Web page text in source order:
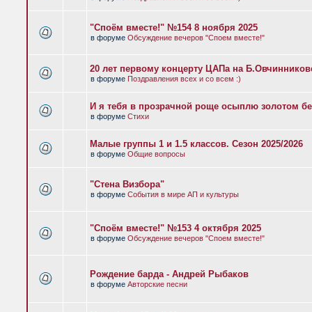
"Споём вместе!" №154 8 ноября 2025
в форуме Обсуждение вечеров "Споем вместе!"
20 лет первому концерту ЦАПа на
в форуме Поздравления всех и со всем :)
И я тебя в прозрачной роще осыплю золотом
в форуме Стихи
Малые группы 1 и 1.5 классов. Сезон 2025/2026
в форуме Общие вопросы
"Стена Визбора"
в форуме События в мире АП и культуры
"Споём вместе!" №153 4 октября 2025
в форуме Обсуждение вечеров "Споем вместе!"
Рождение барда - Андрей Рыбаков
в форуме Авторские песни